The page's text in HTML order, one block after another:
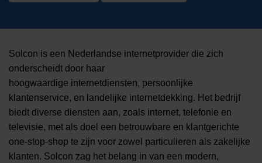
Solcon is een Nederlandse internetprovider die zich
onderscheidt door haar
hoogwaardige internetdiensten, persoonlijke
klantenservice, en landelijke internetdekking. Het bedrijf
biedt diverse diensten aan, zoals internet, telefonie en
televisie, met als doel een betrouwbare en klantgerichte
one-stop-shop te zijn voor zowel particulieren als zakelijke
klanten. Solcon zag het belang in van een modern,